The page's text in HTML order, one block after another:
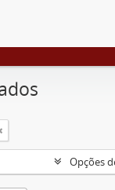
Opções